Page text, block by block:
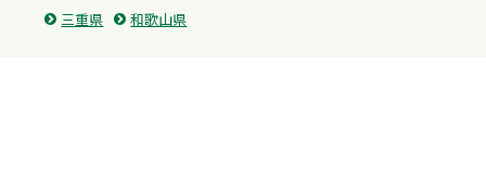
三重県
和歌山県